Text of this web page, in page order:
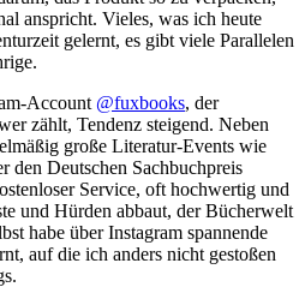
anspricht. Vieles, was ich heute
gelernt, es gibt viele Parallelen
Account @fuxbooks, der
zählt, Tendenz steigend. Neben
große Literatur-Events wie
den Deutschen Sachbuchpreis
Service, oft hochwertig und
und Hürden abbaut, der Bücherwelt
habe über Instagram spannende
auf die ich anders nicht gestoßen